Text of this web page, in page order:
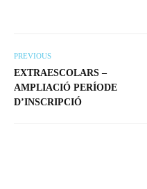
PREVIOUS
EXTRAESCOLARS –
AMPLIACIÓ PERÍODE
D’INSCRIPCIÓ